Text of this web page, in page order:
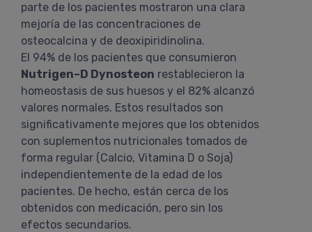
parte de los pacientes mostraron una clara
mejoría de las concentraciones de
osteocalcina y de deoxipiridinolina.
El 94% de los pacientes que consumieron
Nutrigen–D Dynosteon restablecieron la
homeostasis de sus huesos y el 82% alcanzó
valores normales. Estos resultados son
significativamente mejores que los obtenidos
con suplementos nutricionales tomados de
forma regular (Calcio, Vitamina D o Soja)
independientemente de la edad de los
pacientes. De hecho, están cerca de los
obtenidos con medicación, pero sin los
efectos secundarios.